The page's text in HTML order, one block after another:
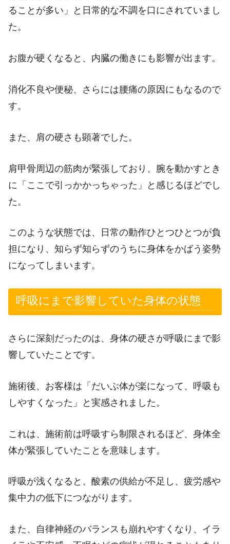
ることが多い」と日常的な不調を口にされていまし
た。
お腹が硬くなると、内臓の働きにも影響が出ます。
消化不良や便秘、さらには腰痛の原因にもなるので
す。
また、肩の硬さも顕著でした。
肩甲骨周辺の筋肉が緊張しており、腕を動かすとき
に「ここで引っかかっちゃった」と感じるほどでし
た。
このような状態では、日常の動作ひとつひとつが負
担になり、知らず知らずのうちに身体をかばう姿勢
になってしまいます。
呼吸にまで影響していた身体の状態
さらに深刻だったのは、身体の硬さが呼吸にまで影
響していたことです。
施術後、お客様は「だいぶ体が楽になって、呼吸も
しやすくなった」と実感されました。
これは、施術前は呼吸すら制限されるほど、身体全
体が緊張していたことを意味します。
呼吸が浅くなると、酸素の供給が不足し、疲労感や
集中力の低下につながります。
また、自律神経のバランスも崩れやすくなり、イラ